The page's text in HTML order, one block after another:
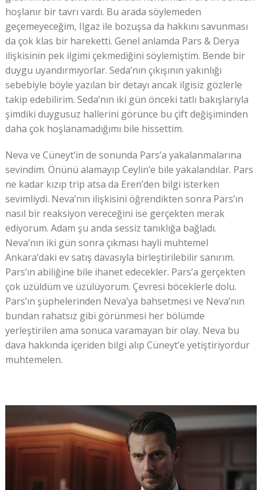
hoşlanır bir tavrı vardı. Bu arada söylemeden
geçemeyeceğim, Ilgaz ile bozuşsa da hakkını savunması
da çok klas bir hareketti. Genel anlamda Pars & Derya
ilişkisinin pek ilgimi çekmediğini söylemiştim. Bende bir
duygu uyandırmıyorlar. Seda’nın çıkışının yakınlığı
sebebiyle böyle yazılan bir detayı ancak ilgisiz gözlerle
takip edebilirim. Seda’nın iki gün önceki tatlı bakışlarıyla
şimdiki duygusuz hallerini görünce bu çift değişiminden
daha çok hoşlanamadığımı bile hissettim.
Neva ve Cüneyt’in de sonunda Pars’a yakalanmalarına
sevindim. Önünü alamayıp Ceylin’e bile yakalandılar. Pars
ne kadar kızıp trip atsa da Eren’den bilgi isterken
sevimliydi. Neva’nın ilişkisini öğrendikten sonra Pars’ın
nasıl bir reaksiyon vereceğini ise gerçekten merak
ediyorum. Adam şu anda sessiz tanıklığa bağladı.
Neva’nın iki gün sonra çıkması hayli muhtemel
Ankara’daki ev satış davasıyla birleştirilebilir sanırım.
Pars’ın abiliğine bile ihanet edecekler. Pars’a gerçekten
çok üzüldüm ve üzülüyorum. Çevresi böceklerle dolu.
Pars’ın şüphelerinden Neva’ya bahsetmesi ve Neva’nın
bundan rahatsız gibi görünmesi her bölümde
yerleştirilen ama sonuca varamayan bir olay. Neva bu
dava hakkında içeriden bilgi alıp Cüneyt’e yetiştiriyordur
muhtemelen.